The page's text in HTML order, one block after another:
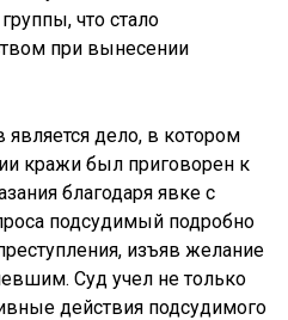
что стало
при вынесении
дело, в котором
кражи был приговорен к
благодаря явке с
подсудимый подробно
изъяв желание
Суд учел не только
действия подсудимого